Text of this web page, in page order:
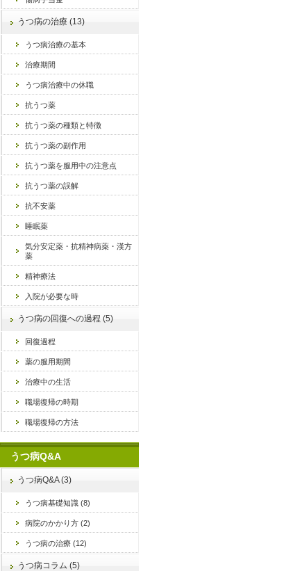
うつ病の治療 (13)
うつ病治療の基本
治療期間
うつ病治療中の休職
抗うつ薬
抗うつ薬の種類と特徴
抗うつ薬の副作用
抗うつ薬を服用中の注意点
抗うつ薬の誤解
抗不安薬
睡眠薬
気分安定薬・抗精神病薬・漢方
薬
精神療法
入院が必要な時
うつ病の回復への過程 (5)
回復過程
薬の服用期間
治療中の生活
職場復帰の時期
職場復帰の方法
うつ病Q&A
うつ病Q&A (3)
うつ病基礎知識 (8)
病院のかかり方 (2)
うつ病の治療 (12)
うつ病コラム (5)